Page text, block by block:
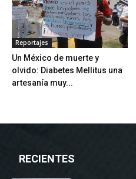
Reportajes
Un México de muerte y
olvido: Diabetes Mellitus una
artesanía muy...
RECIENTES